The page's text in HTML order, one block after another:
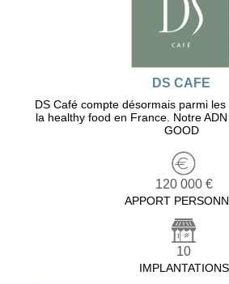
DS CAFE
DS Café compte désormais parmi
la healthy food en France. Notre
GOOD
120 000 €
APPORT
10
IMPLANTATIONS